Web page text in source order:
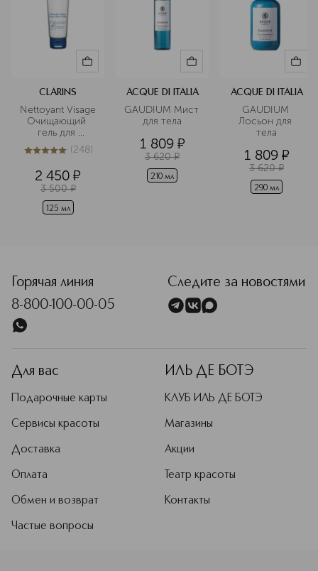
CLARINS
Nettoyant Visage
Очищающий
гель для
умывания для
мужчин
5из 5248 (248)
2 450 ¤
3 500 ¤
125 мл
ACQUE DI ITALIA
GAUDIUM Мист
для тела
1 809 ¤
3 620 ¤
210 мл
ACQUE DI ITALIA
GAUDIUM
Лосьон для
тела
1 809 ¤
3 620 ¤
290 мл
Горячая линия
8-800-100-00-05
Следите за новостями
Для вас
Подарочные карты
Сервисы красоты
Доставка
Оплата
Обмен и возврат
Частые вопросы
ИЛЬ ДЕ БОТЭ
КЛУБ ИЛЬ ДЕ БОТЭ
Магазины
Акции
Театр красоты
Контакты